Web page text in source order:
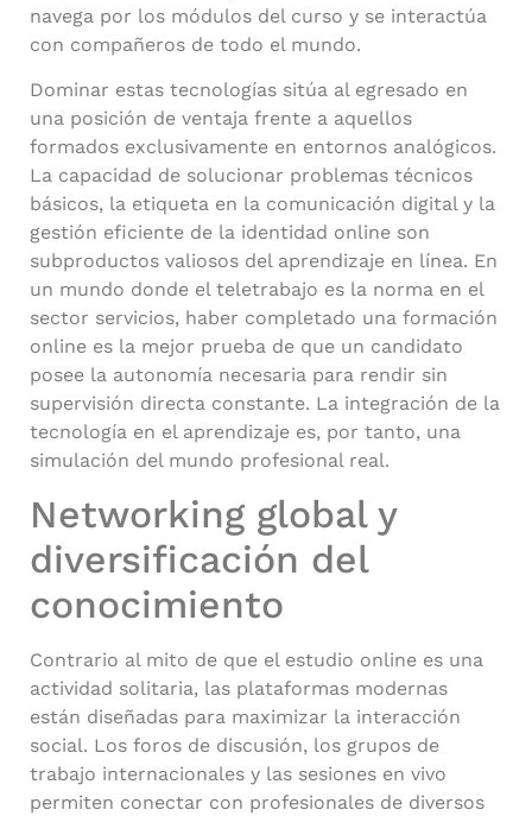
navega por los módulos del curso y se interactúa
con compañeros de todo el mundo.
Dominar estas tecnologías sitúa al egresado en
una posición de ventaja frente a aquellos
formados exclusivamente en entornos analógicos.
La capacidad de solucionar problemas técnicos
básicos, la etiqueta en la comunicación digital y la
gestión eficiente de la identidad online son
subproductos valiosos del aprendizaje en línea. En
un mundo donde el teletrabajo es la norma en el
sector servicios, haber completado una formación
online es la mejor prueba de que un candidato
posee la autonomía necesaria para rendir sin
supervisión directa constante. La integración de la
tecnología en el aprendizaje es, por tanto, una
simulación del mundo profesional real.
Networking global y
diversificación del
conocimiento
Contrario al mito de que el estudio online es una
actividad solitaria, las plataformas modernas
están diseñadas para maximizar la interacción
social. Los foros de discusión, los grupos de
trabajo internacionales y las sesiones en vivo
permiten conectar con profesionales de diversos